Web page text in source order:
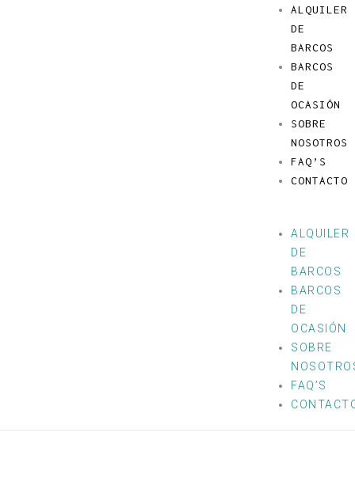
ALQUILER
DE
BARCOS
BARCOS
DE
OCASIÓN
SOBRE
NOSOTROS
FAQ’S
CONTACTO
Menú
ALQUILER
DE
BARCOS
BARCOS
DE
OCASIÓN
SOBRE
FAQ’S